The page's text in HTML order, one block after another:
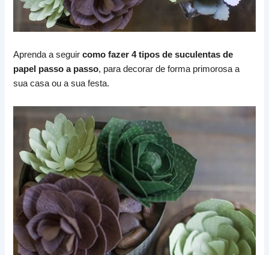
Aprenda a seguircomo fazer 4 tipos de suculentas de
papel passo a passo, para decorar de forma primorosa a
sua casa ou a sua festa.